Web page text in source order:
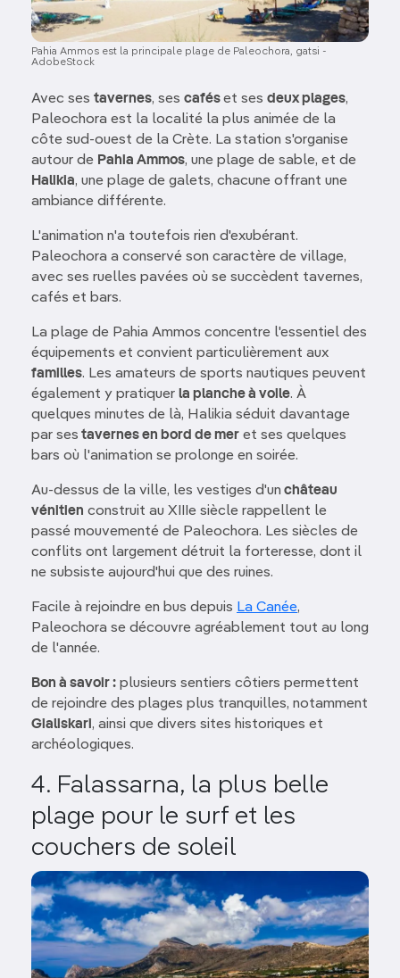
Pahia Ammos est la principale plage de Paleochora, gatsi -
AdobeStock
Avec ses tavernes, ses caféset ses deux plages,
Paleochora est la localité la plus animée de la
côte sud-ouest de la Crète. La station s'organise
autour de Pahia Ammos, une plage de sable, et de
Halikia, une plage de galets, chacune offrant une
ambiance différente.
L'animation n'a toutefois rien d'exubérant.
Paleochora a conservé son caractère de village,
avec ses ruelles pavées où se succèdent tavernes,
cafés et bars.
La plage de Pahia Ammos concentre l'essentiel des
équipements et convient particulièrement aux
familles. Les amateurs de sports nautiques peuvent
également y pratiquer la planche à voile. À
quelques minutes de là, Halikia séduit davantage
par ses tavernes en bord de mer et ses quelques
bars où l'animation se prolonge en soirée.
Au-dessus de la ville, les vestiges d'un château
vénitien construit au XIIIe siècle rappellent le
passé mouvementé de Paleochora. Les siècles de
conflits ont largement détruit la forteresse, dont il
ne subsiste aujourd'hui que des ruines.
Facile à rejoindre en bus depuis La Canée,
Paleochora se découvre agréablement tout au long
de l'année.
Bon à savoir : plusieurs sentiers côtiers permettent
de rejoindre des plages plus tranquilles, notamment
Gialiskari , ainsi que divers sites historiques et
archéologiques.
4. Falassarna, la plus belle
plage pour le surf et les
couchers de soleil
Image